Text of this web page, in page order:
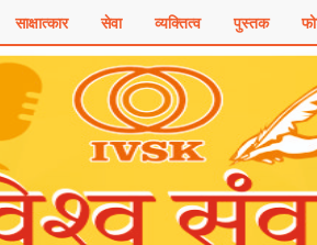
साक्षात्कार सेवा व्यक्तित्व पुस्तक